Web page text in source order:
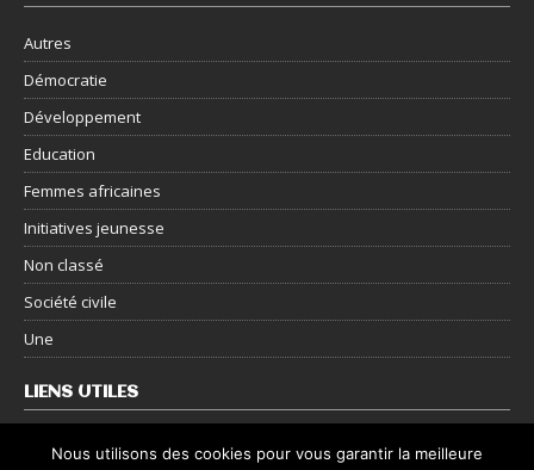
Autres
Démocratie
Développement
Education
Femmes africaines
Initiatives jeunesse
Non classé
Société civile
Une
LIENS UTILES
Nous contacter
Nous utilisons des cookies pour vous garantir la meilleure